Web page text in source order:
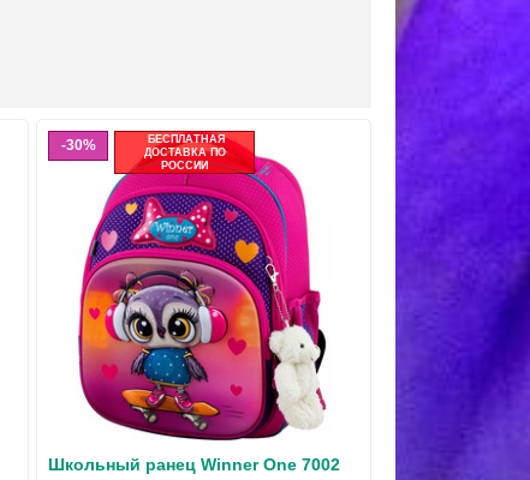
30%
БЕСПЛАТНАЯ
ДОСТАВКА ПО
РОССИИ
Школьный ранец Winner One 7002